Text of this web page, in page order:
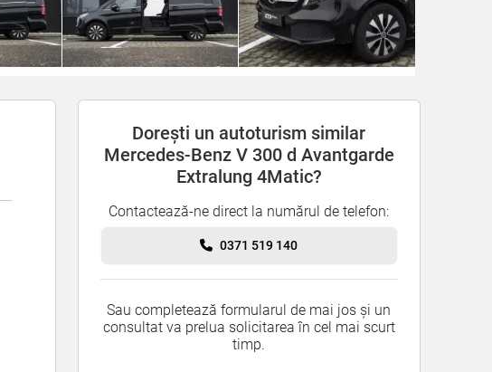
Dorești un autoturism similar
Mercedes-Benz V 300 d Avantgarde
Extralung 4Matic?
Contactează-ne direct la numărul de telefon:
0371 519 140
Sau completează formularul de mai jos și un
consultat va prelua solicitarea în cel mai scurt
timp.